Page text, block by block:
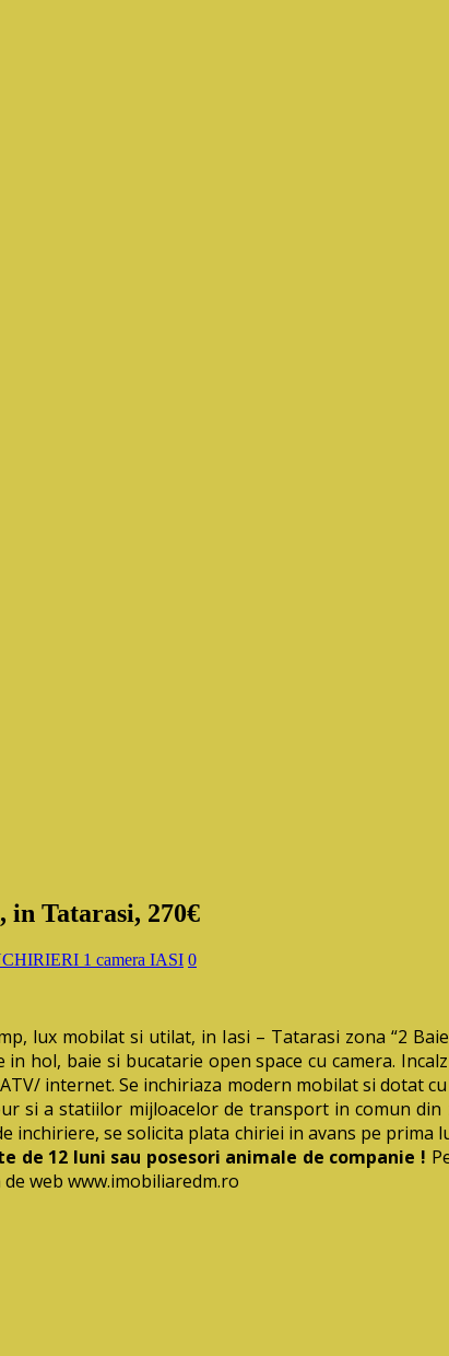
in Tatarasi, 270€
1 camera IASI 0
lux mobilat si utilat, in Iasi – Tatarasi zona “2
hol, baie si bucatarie open space cu camera.
internet. Se inchiriaza modern mobilat si dotat
si a statiilor mijloacelor de transport in comun
inchiriere, se solicita plata chiriei in avans pe
de 12 luni sau posesori animale de companie !
web www.imobiliaredm.ro